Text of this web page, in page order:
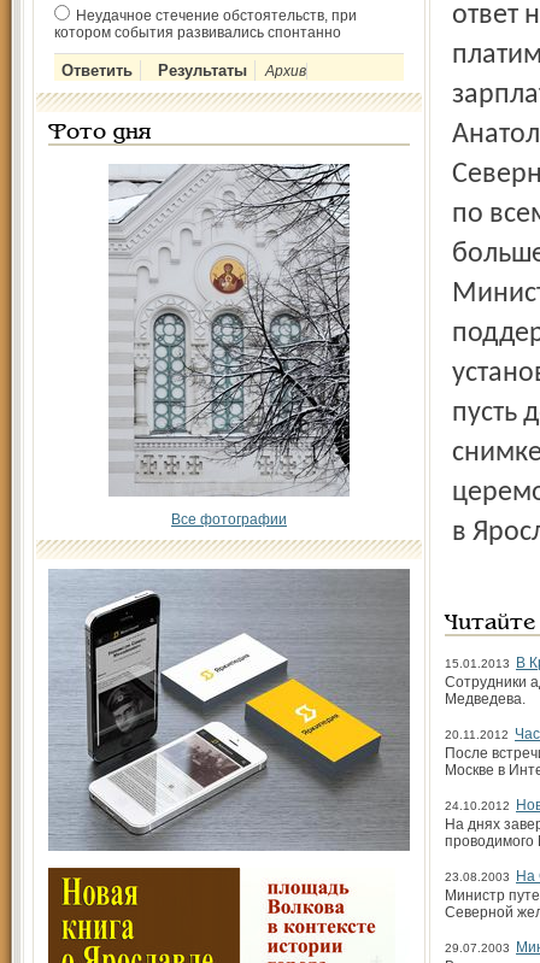
Неудачное стечение обстоятельств, при
котором события развивались спонтанно
Архив
Фото дня
Все фотографии
ответ
по
пусть
в
15.01.2013
В
Сотрудники
Медведева.
20.11.2012
После
Москве в
24.10.2012
На днях
проводимого
23.08.2003
На
Министр
Северной
29.07.2003